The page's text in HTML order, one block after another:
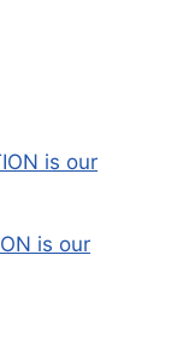
is our
is our